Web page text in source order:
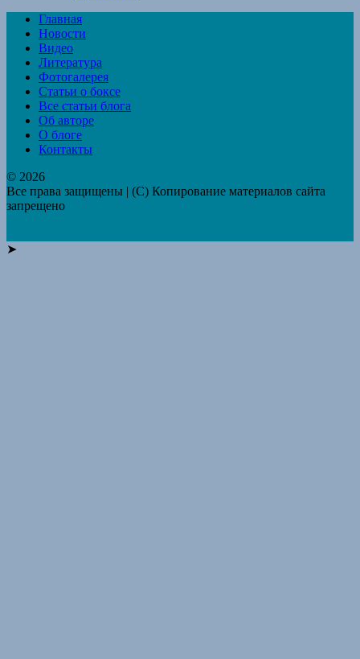
Главная
Новости
Видео
Литература
Фотогалерея
Статьи о боксе
Все статьи блога
Об авторе
О блоге
Контакты
© 2026
Все права защищены | (C) Копирование материалов сайта
запрещено
➤